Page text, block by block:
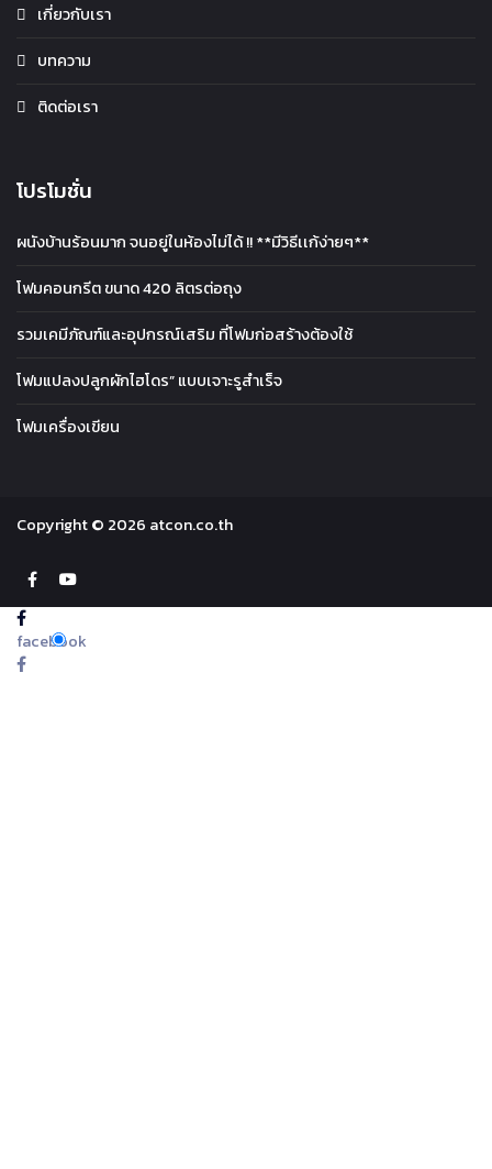
เกี่ยวกับเรา
บทความ
ติดต่อเรา
โปรโมชั่น
ผนังบ้านร้อนมาก จนอยู่ในห้องไม่ได้ !! **มีวิธีเเก้ง่ายๆ**
โฟมคอนกรีต ขนาด 420 ลิตรต่อถุง
รวมเคมีภัณฑ์และอุปกรณ์เสริม ที่โฟมก่อสร้างต้องใช้
โฟมแปลงปลูกผักไฮโดร” แบบเจาะรูสำเร็จ
โฟมเครื่องเขียน
Copyright © 2026 atcon.co.th
facebook